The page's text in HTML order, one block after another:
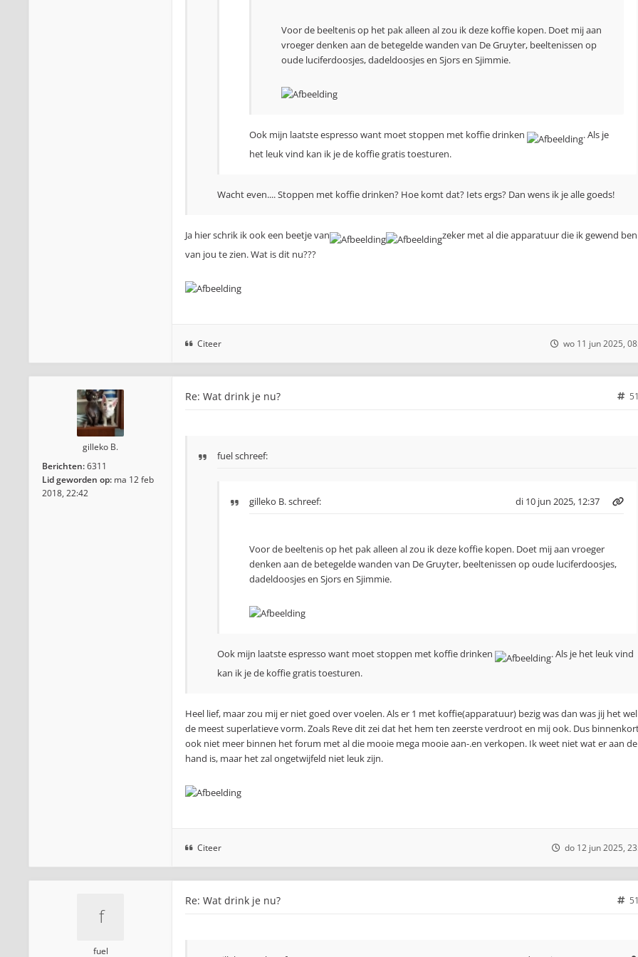
Voor de beeltenis op het pak alleen al zou ik deze koffie kopen. Doet mij aan
vroeger denken aan de betegelde wanden van De Gruyter, beeltenissen op
oude luciferdoosjes, dadeldoosjes en Sjors en Sjimmie.
Ook mijn laatste espresso want moet stoppen met koffie drinken
. Als je
het leuk vind kan ik je de koffie gratis toesturen.
Wacht even.... Stoppen met koffie drinken? Hoe komt dat? Iets ergs? Dan wens ik je alle goeds!
Ja hier schrik ik ook een beetje van
zeker met al die apparatuur die ik gewend ben
van jou te zien. Wat is dit nu???
Citeer wo 11 jun 2025,
gilleko B.
Berichten:6311
Lid geworden op: ma 12 feb
2018, 22:42
Re: Wat drink je nu?
fuel schreef:
gilleko B.schreef: di 10 jun 2025, 12:37
Voor de beeltenis op het pak alleen al zou ik deze koffie kopen. Doet mij aan vroeger
denken aan de betegelde wanden van De Gruyter, beeltenissen op oude luciferdoosjes,
dadeldoosjes en Sjors en Sjimmie.
Ook mijn laatste espresso want moet stoppen met koffie drinken
. Als je het leuk vind
kan ik je de koffie gratis toesturen.
Heel lief, maar zou mij er niet goed over voelen. Als er 1 met koffie(apparatuur) bezig was dan was jij het
de meest superlatieve vorm. Zoals Reve dit zei dat het hem ten zeerste verdroot en mij ook. Dus
ook niet meer binnen het forum met al die mooie mega mooie aan-.en verkopen. Ik weet niet wat er aan de
hand is, maar het zal ongetwijfeld niet leuk zijn.
Citeer do 12 jun 2025,
fuel
Re: Wat drink je nu?